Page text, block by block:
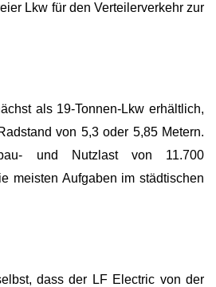
Lkw für den Verteilerverkehr zur
als 19-Tonnen-Lkw erhältlich,
von 5,3 oder 5,85 Metern.
und Nutzlast von 11.700
meisten Aufgaben im städtischen
dass der LF Electric von der